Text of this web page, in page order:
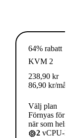
64% rabatt
KVM 2
238,90 kr
86,90 kr/
Välj plan
Förnyas för
när som
2 vCPU-